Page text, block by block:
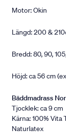
Motor: Okin
Längd: 200 &
Bredd: 80, 90,
Höjd: ca 56 cm
Bäddmadrass
Tjocklek: ca 9 cm
Kärna: 100% Vita
Naturlatex